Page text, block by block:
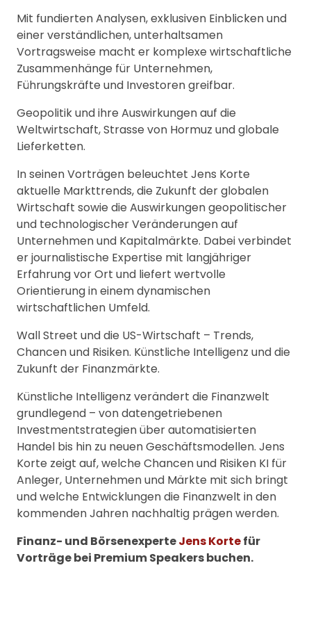
Mit fundierten Analysen, exklusiven Einblicken und
einer verständlichen, unterhaltsamen
Vortragsweise macht er komplexe wirtschaftliche
Zusammenhänge für Unternehmen,
Führungskräfte und Investoren greifbar.
Geopolitik und ihre Auswirkungen auf die
Weltwirtschaft, Strasse von Hormuz und globale
Lieferketten.
In seinen Vorträgen beleuchtet Jens Korte
aktuelle Markttrends, die Zukunft der globalen
Wirtschaft sowie die Auswirkungen geopolitischer
und technologischer Veränderungen auf
Unternehmen und Kapitalmärkte. Dabei verbindet
er journalistische Expertise mit langjähriger
Erfahrung vor Ort und liefert wertvolle
Orientierung in einem dynamischen
wirtschaftlichen Umfeld.
Wall Street und die US-Wirtschaft – Trends,
Chancen und Risiken. Künstliche Intelligenz und die
Zukunft der Finanzmärkte.
Künstliche Intelligenz verändert die Finanzwelt
grundlegend – von datengetriebenen
Investmentstrategien über automatisierten
Handel bis hin zu neuen Geschäftsmodellen. Jens
Korte zeigt auf, welche Chancen und Risiken KI für
Anleger, Unternehmen und Märkte mit sich bringt
und welche Entwicklungen die Finanzwelt in den
kommenden Jahren nachhaltig prägen werden.
Finanz- und BörsenexperteJens Kortefür
Vorträge bei Premium Speakers buchen.